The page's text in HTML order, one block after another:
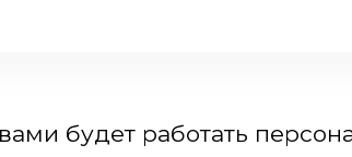
будет работать